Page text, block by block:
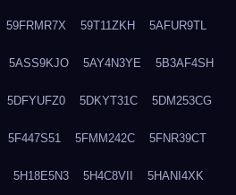
59FRMR7X 59T11ZKH 5AFUR9TL
5ASS9KJO 5AY4N3YE 5B3AF4SH
5DFYUFZ0 5DKYT31C 5DM253CG
5F447S51 5FMM242C 5FNR39CT
5H18E5N3 5H4C8VII 5HANI4XK